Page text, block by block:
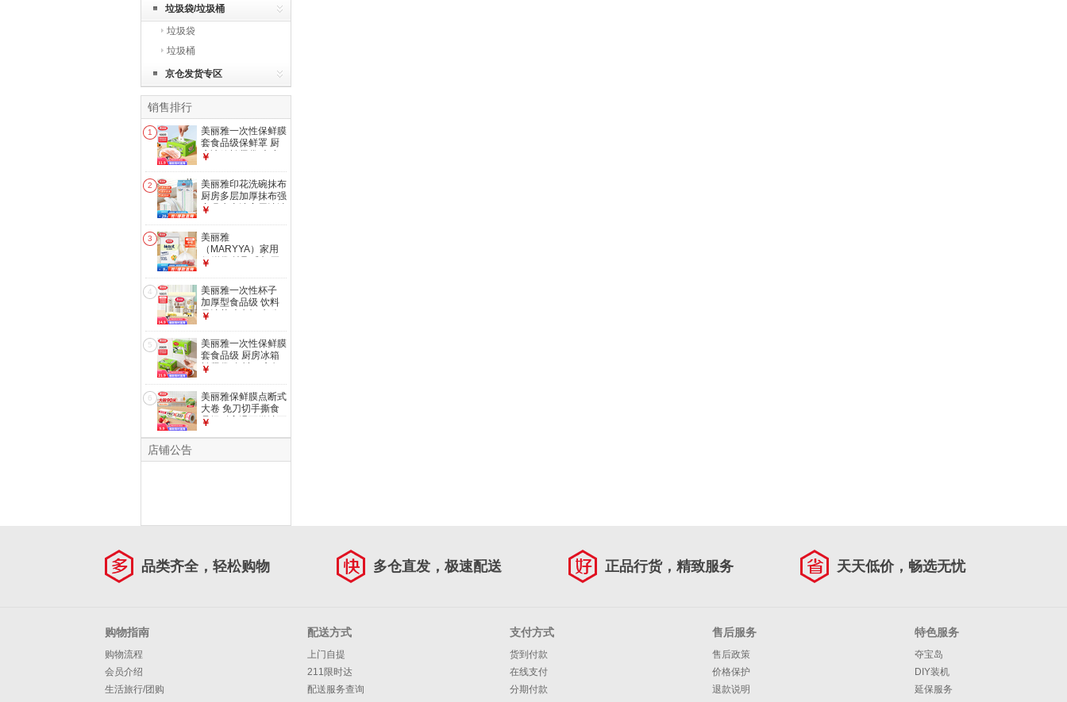
垃圾袋/垃圾桶
垃圾袋
垃圾桶
京仓发货专区
销售排行
1
美丽雅一次性保鲜膜
套食品级保鲜罩 厨
房冰箱松紧袋 大小
装】一次性保鲜罩
*100只
￥
2
美丽雅印花洗碗抹布
厨房多层加厚抹布强
力吸水去油家用清洁
布28*28cm*2【共
20片】
￥
3
美丽雅
（MARYYA）家用
保鲜袋 抽取式加厚
冷冻收纳袋 【背心
式】140只
30*25cm 加厚耐用
食品袋
￥
4
美丽雅一次性杯子
加厚型食品级 饮料
果汁茶叶水杯 办公
惠纸杯】210ml*100
只
￥
5
美丽雅一次性保鲜膜
套食品级 厨房冰箱
松紧袋 自封口碗盘
【盒装】一次性保鲜
罩 200只 均码
￥
6
美丽雅保鲜膜点断式
大卷 免刀切手撕食
品级耐高温可微波可
￥
店铺公告
品类齐全，轻松购物 多仓直发，极速配送 正品行货，精致服务 天天低价，畅选无忧
购物指南
购物流程
会员介绍
生活旅行/团购
配送方式
上门自提
211限时达
配送服务查询
支付方式
货到付款
在线支付
分期付款
售后服务
售后政策
价格保护
退款说明
特色服务
夺宝岛
DIY装机
延保服务